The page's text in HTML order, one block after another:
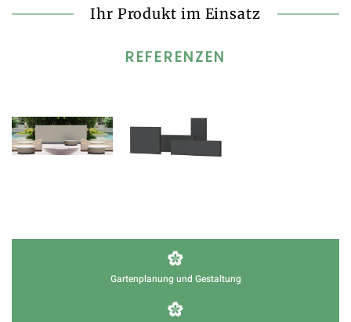
Ihr Produkt im Einsatz
REFERENZEN
Gartenplanung und Gestaltung